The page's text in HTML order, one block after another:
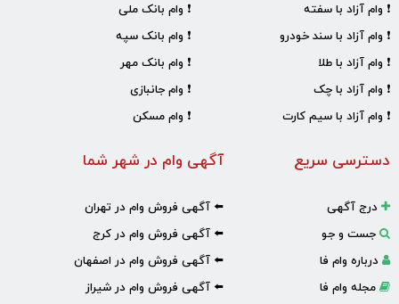
❗ وام بانک ملی
❗ وام بانک سپه
❗ وام بانک مهر
❗ وام جانبازی
❗ وام مسکن
❗ وام آزاد با سفته
❗ وام آزاد با سند خودرو
❗ وام آزاد با طلا
❗ وام آزاد با چک
❗ وام آزاد با سیم کارت
آگهی وام در شهر شما
⬅️ آگهی فروش وام در تهران
⬅️ آگهی فروش وام در کرج
⬅️ آگهی فروش وام در اصفهان
⬅️ آگهی فروش وام در شیراز
دسترسی سریع
درج آگهی
جست و جو
درباره وام فا
مجله وام فا